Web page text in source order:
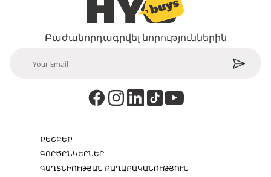
Բաժանորդագրվել նորություններին
ՔԵՇԲԵՔ
ԳՈՐԾԸՆԿԵՐՆԵՐ
ԳԱՂՏՆԻՈՒԹՅԱՆ ՔԱՂԱՔԱԿԱՆՈՒԹՅՈՒՆ